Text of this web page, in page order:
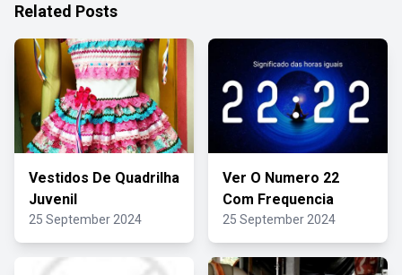
Related Posts
Vestidos De Quadrilha
Juvenil
25 September 2024
Ver O Numero 22
Com Frequencia
25 September 2024